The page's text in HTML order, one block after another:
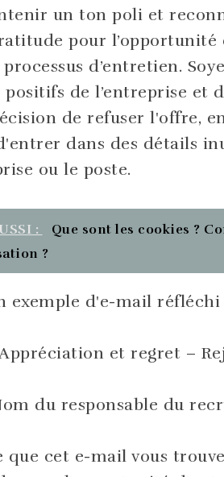
un ton poli et
pour l’opportunité
d’entretien.
positifs de l’entreprise et
de refuser l'offre,
dans des détails
ou le poste.
:
Que sont les cookies ?
?
exemple d'e-mail
et regret –
du responsable du
que cet e-mail vous